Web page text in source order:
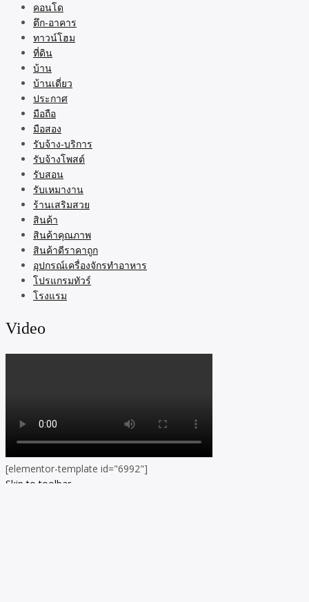
คอนโด
ตึก-อาคาร
ทาวน์โฮม
ที่ดิน
บ้าน
บ้านเดี่ยว
ประกาศ
มือถือ
มือสอง
รับจ้าง-บริการ
รับจ้างโพสต์
รับสอน
รับเหมางาน
ร้านเสริมสวย
สินค้า
สินค้าคุณภาพ
สินค้าดีราคาถูก
อุปกรณ์เครื่องจักรทำอาหาร
โปรแกรมทัวร์
โรงแรม
Video
[elementor-template id="6992"]
Skip to toolbar